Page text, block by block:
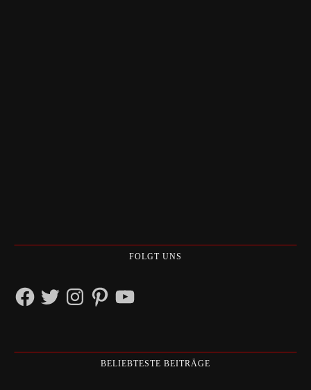
FOLGT UNS
FacebookTwitterInstagramPinterestYouTube
BELIEBTESTE BEITRÄGE